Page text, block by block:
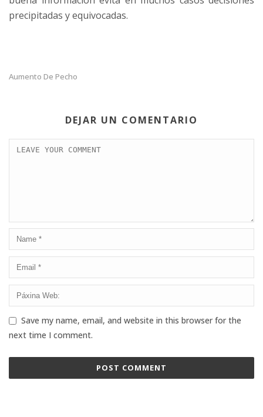
precipitadas y equivocadas.
Aumento De Pecho
DEJAR UN COMENTARIO
Save my name, email, and website in this browser for the
next time I comment.